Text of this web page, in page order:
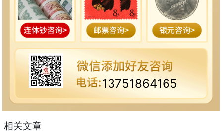
13751864165
相关文章